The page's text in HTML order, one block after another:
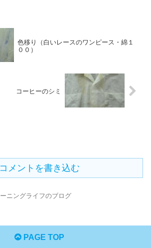
色移り（白いレースのワンピース・綿１
００）
コーヒーのシミ
コメントを書き込む
ニングライフのブログ
PAGE TOP